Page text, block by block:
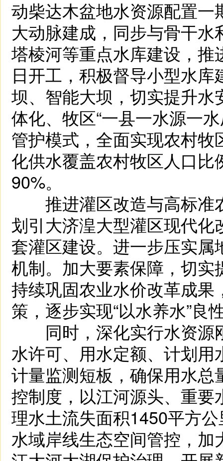
动柴达木盆地水资源配置
大动脉建成，同步与骨干
塔棱河等重点水库建设，
日开工，积极督导小型水
坝、智能大坝，切实提升
体化、牧区“一县一水源一
管护模式，全面实现农村
化供水覆盖农村牧区人口
90%。
推进灌区改造与高标准
划引大济湟大型灌区现代
套灌区建设。进一步压实
机制。加大要素保障，切
持续巩固农业水价改革成
策，逐步实现“以水养水”良
同时，深化实行水资源
水许可、用水定额、计划
计量监测短板，确保用水
控制度，以江河源头、重
理水土流失面积1450平方
水域岸线生态空间管控，